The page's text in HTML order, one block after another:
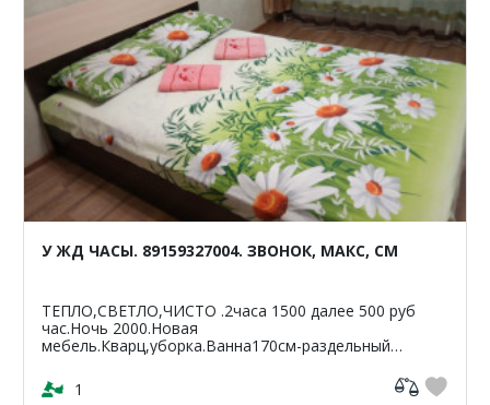
У ЖД ЧАСЫ. 89159327004. ЗВОНОК, МАКС, СМ
ТЕПЛО,СВЕТЛО,ЧИСТО .2часа 1500 далее 500 руб
час.Ночь 2000.Новая
мебель.Кварц,уборка.Ванна170см-раздельный
кв-42м2.ЦУМ,Шайба,Аптеки,банкомат-Сбербанк
ВТБ,Пятерочка.Чи...
1